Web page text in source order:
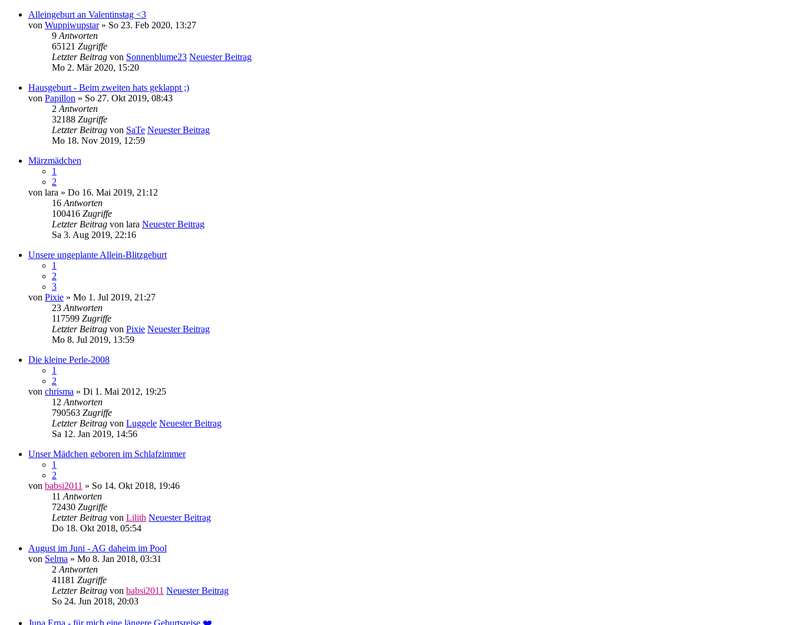
Alleingeburt an Valentinstag <3
von Wuppiwupstar» So 23. Feb 2020, 13:27
9 Antworten
65121 Zugriffe
Letzter Beitrag von Sonnenblume23 Neuester Beitrag
Mo 2. Mär 2020, 15:20
Hausgeburt - Beim zweiten hats geklappt ;)
von Papillon » So 27. Okt 2019, 08:43
2 Antworten
32188 Zugriffe
Letzter Beitrag von SaTe Neuester Beitrag
Mo 18. Nov 2019, 12:59
Märzmädchen
1
2
von lara » Do 16. Mai 2019, 21:12
16 Antworten
100416 Zugriffe
Letzter Beitrag von lara Neuester Beitrag
Sa 3. Aug 2019, 22:16
Unsere ungeplante Allein-Blitzgeburt
1
2
3
von Pixie » Mo 1. Jul 2019, 21:27
23 Antworten
117599 Zugriffe
Letzter Beitrag von Pixie Neuester Beitrag
Mo 8. Jul 2019, 13:59
Die kleine Perle-2008
1
2
von chrisma » Di 1. Mai 2012, 19:25
12 Antworten
790563 Zugriffe
Letzter Beitrag von Luggele Neuester Beitrag
Sa 12. Jan 2019, 14:56
Unser Mädchen geboren im Schlafzimmer
1
2
von babsi2011 » So 14. Okt 2018, 19:46
11 Antworten
72430 Zugriffe
Letzter Beitrag von Lilith Neuester Beitrag
Do 18. Okt 2018, 05:54
August im Juni - AG daheim im Pool
von Selma » Mo 8. Jan 2018, 03:31
2 Antworten
41181 Zugriffe
Letzter Beitrag von babsi2011 Neuester Beitrag
So 24. Jun 2018, 20:03
Juna Erna - für mich eine längere Geburtsreise ❤️